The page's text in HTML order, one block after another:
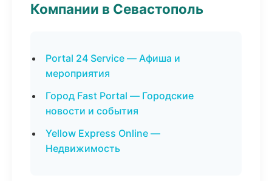
Компании в Севастополь
Portal 24 Service — Афиша и
мероприятия
Город Fast Portal — Городские
новости и события
Yellow Express Online —
Недвижимость